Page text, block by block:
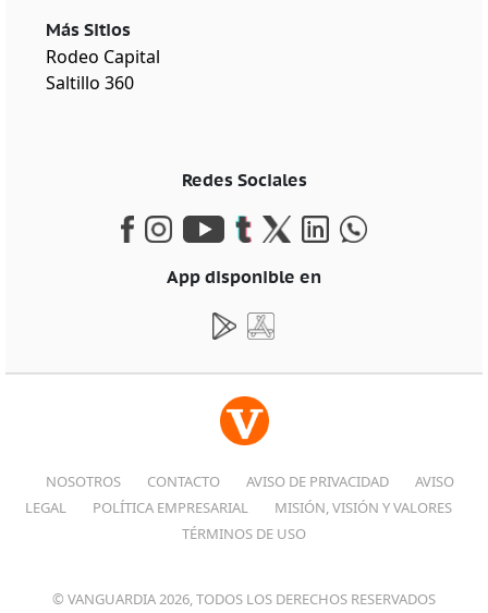
Más Sitios
Rodeo Capital
Saltillo 360
Redes Sociales
App disponible en
NOSOTROS CONTACTO AVISO DE PRIVACIDAD
AVISO
LEGAL
POLÍTICA EMPRESARIAL
MISIÓN, VISIÓN Y VALORES
TÉRMINOS DE USO
© VANGUARDIA 2026, TODOS LOS DERECHOS RESERVADOS